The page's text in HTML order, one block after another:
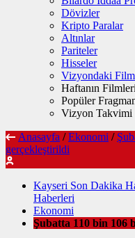
Dövizler
Kripto Paralar
Altınlar
Pariteler
Hisseler
Vizyondaki
Haftanın Filmleri
Popüler
Vizyon Takvimi
Anasayfa / Ekonomi /
gerçekleştirildi
Kayseri Son Dakika
Haberleri
Ekonomi
Şubatta 110 bin 106